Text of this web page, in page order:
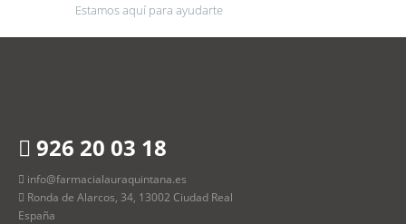
Estamos aquí para ayudarte
926 20 03 18
info@farmacialauraquintana.es
Ronda de Alarcos, 34, 13002 Ciudad Real
España